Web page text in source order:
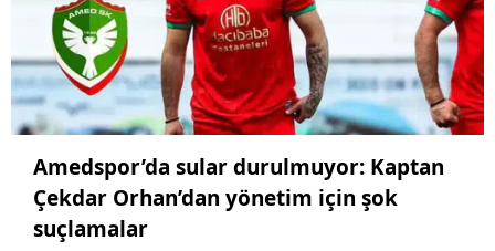
Amedspor’da sular durulmuyor: Kaptan
Çekdar Orhan’dan yönetim için şok
suçlamalar